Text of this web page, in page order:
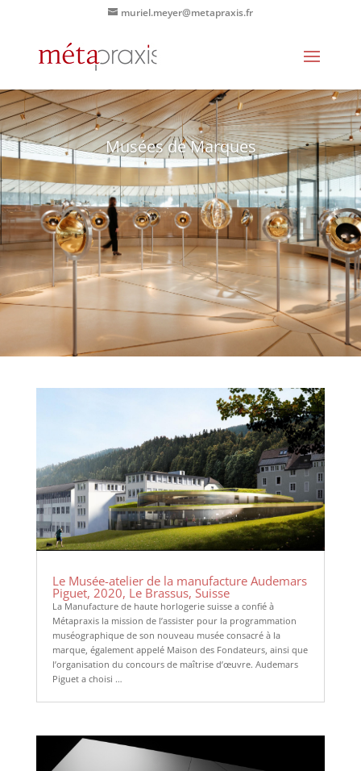
muriel.meyer@metapraxis.fr
Musées de Marques
Le Musée-atelier de la manufacture Audemars
Piguet, 2020, Le Brassus, Suisse
La Manufacture de haute horlogerie suisse a confié à
Métapraxis la mission de l’assister pour la programmation
muséographique de son nouveau musée consacré à la
marque, également appelé Maison des Fondateurs, ainsi que
l’organisation du concours de maîtrise d’œuvre. Audemars
Piguet a choisi …